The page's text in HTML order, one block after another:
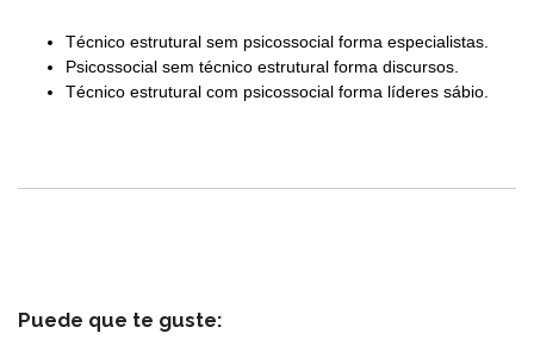
Técnico estrutural sem psicossocial forma especialistas.
Psicossocial sem técnico estrutural forma discursos.
Técnico estrutural com psicossocial forma líderes sábio.
Puede que te guste: